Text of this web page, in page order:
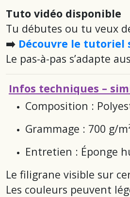
Tuto vidéo disponible
Tu débutes ou tu veux
➡️ Découvre le tutoriel
Le pas-à-pas s’adapte
Infos techniques –
Composition :
Grammage : 700 g/
Entretien : Éponge
Le filigrane visible sur
Les couleurs peuvent